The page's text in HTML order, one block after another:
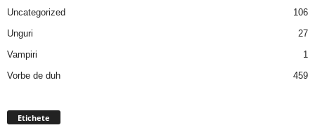
Uncategorized
106
Unguri
27
Vampiri
1
Vorbe de duh
459
Etichete